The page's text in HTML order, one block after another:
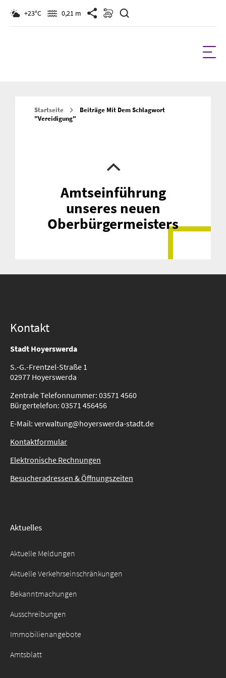
+23°C 0,21 m
Startseite
Beiträge Mit Dem Schlagwort
"Vereidigung"
Amtseinführung
unseres neuen
Oberbürgermeisters
Kontakt
Stadt Hoyerswerda
S.-G.-Frentzel-Straße 1
02977 Hoyerswerda
Zentrale Telefonnummer: 03571 4560
Bürgertelefon: 03571 456456
E-Mail: verwaltung@hoyerswerda-stadt.de
Kontaktformular
Elektronische Rechnungen
Besucheradressen & Öffnungszeiten
Aktuelles
Aktuelle Meldungen
Aktuelle Verkehrseinschränkungen
Bekanntmachungen
Ausschreibungen
Immobilienangebote
Amtsblatt